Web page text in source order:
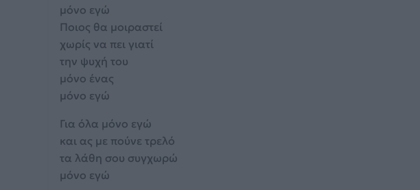
μόνο εγώ
Ποιος θα μοιραστεί
χωρίς να πει γιατί
την ψυχή του
μόνο ένας
μόνο εγώ
Για όλα μόνο εγώ
και ας με πούνε τρελό
τα λάθη σου συγχωρώ
μόνο εγώ